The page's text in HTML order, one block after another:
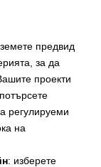
предвид
за да
проекти
регулируеми
на
: изберете